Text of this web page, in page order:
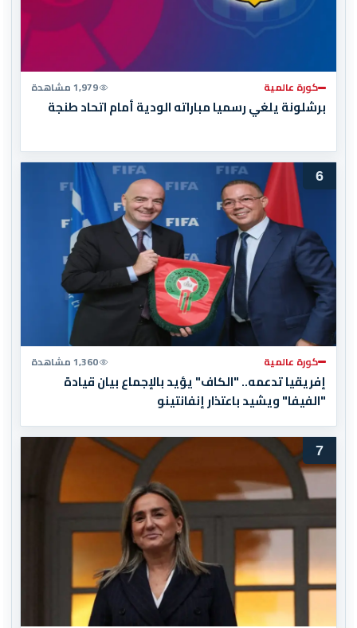
كورة عالمية 1,979 مشاهدة
برشلونة يلغي رسميا مباراته الودية أمام اتحاد طنجة
6
كورة عالمية 1,360 مشاهدة
إفريقيا تدعمه.. "الكاف" يؤيد بالإجماع بيان قيادة
"الفيفا" ويشيد باعتذار إنفانتينو
7